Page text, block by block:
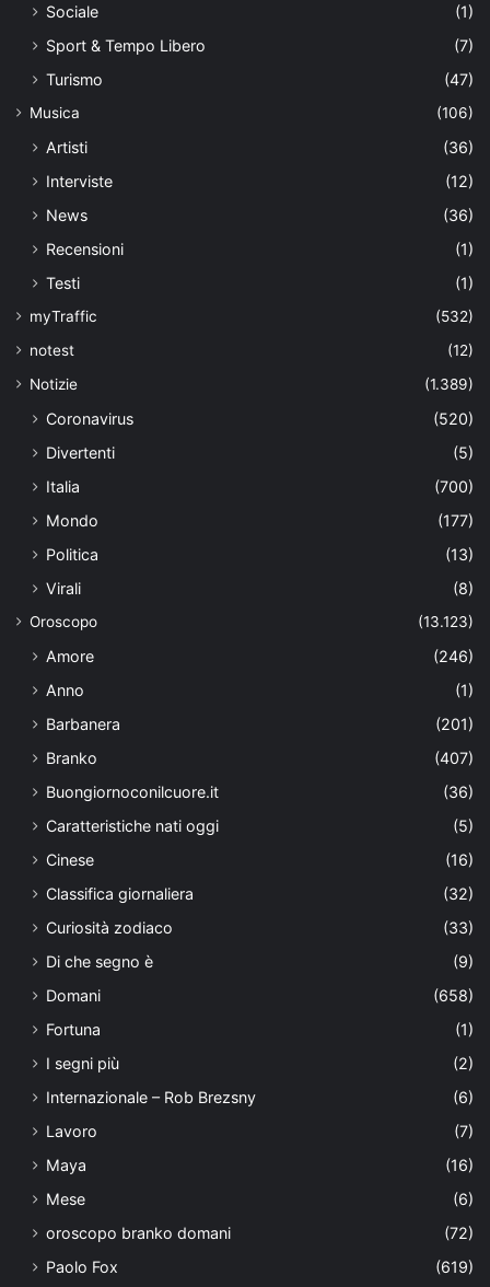
Sociale
(1)
Sport & Tempo Libero
(7)
Turismo
(47)
Musica (106)
Artisti
(36)
Interviste
(12)
News
(36)
Recensioni
(1)
Testi
(1)
myTraffic
(532)
notest
(12)
Notizie
(1.389)
Coronavirus
(520)
Divertenti
(5)
Italia
(700)
Mondo
(177)
Politica
(13)
Virali
(8)
Oroscopo (13.123)
Amore
(246)
Anno
(1)
Barbanera
(201)
Branko
(407)
Buongiornoconilcuore.it
(36)
Caratteristiche nati oggi
(5)
Cinese
(16)
Classifica giornaliera
(32)
Curiosità zodiaco
(33)
Di che segno è
(9)
Domani
(658)
Fortuna
(1)
I segni più
(2)
Internazionale – Rob Brezsny
(6)
Lavoro
(7)
Maya
(16)
Mese
(6)
oroscopo branko domani
(72)
Paolo Fox
(619)